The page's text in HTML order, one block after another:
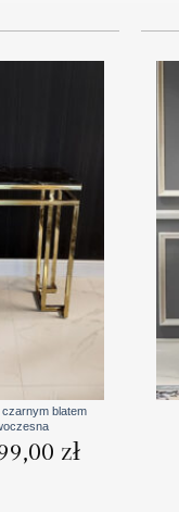
czarnym blatem
złcen: